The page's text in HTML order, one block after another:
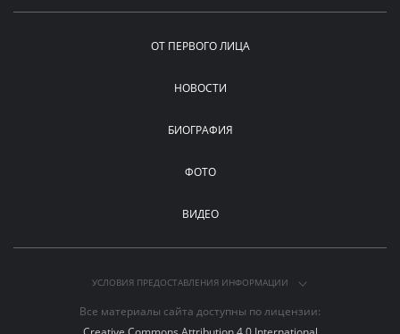
ОТ ПЕРВОГО ЛИЦА
НОВОСТИ
БИОГРАФИЯ
ФОТО
ВИДЕО
УСЛОВИЯ ПРЕДОСТАВЛЕНИЯ ИНФОРМАЦИИ
Все материалы сайта доступны по лицензии: